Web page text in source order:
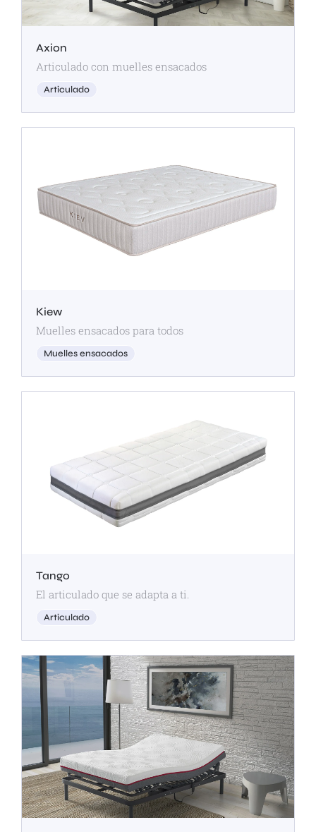
Axion
Articulado con muelles ensacados
Articulado
Kiew
Muelles ensacados para todos
Muelles ensacados
Tango
El articulado que se adapta a ti.
Articulado